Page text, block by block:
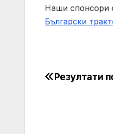
Наши спонсори
Български
Post
Резултати